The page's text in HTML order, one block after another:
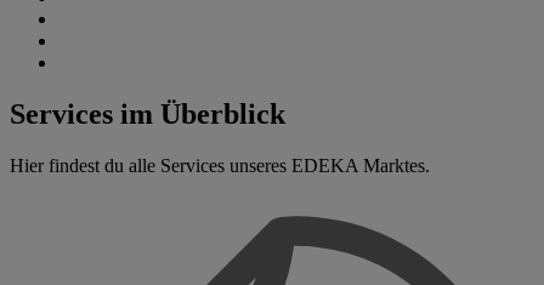
Services im Überblick
Hier findest du alle Services unseres EDEKA Marktes.